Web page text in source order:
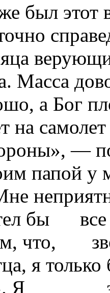
был этот
Масса
а Бог
на
—
папой у
бы
что,
я
Я